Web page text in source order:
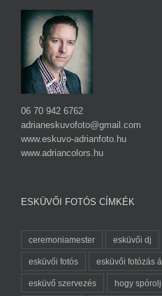
06 70 942 6762
adrianeskuvofoto@gmail.com
www.eskuvo-adrianfoto.hu
www.adriancolors.hu
ESKÜVŐI FOTÓS CÍMKÉK
ceremoniamester esküvői dj
esküvői fotós esküvői fotózás
esküvő szervezés hogy